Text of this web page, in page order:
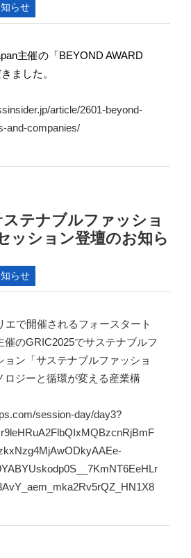
らせ
主催の「BEYOND AWARD
ました。
article/2601-beyond-
and-companies/
テナブルファッショ
ッション登壇のお知ら
らせ
エで開催されるフォースタート
催のGRIC2025でサステナブルフ
ョン「サステナブルファッショ
ロジーと循環が変える産業構
session-day/day3?